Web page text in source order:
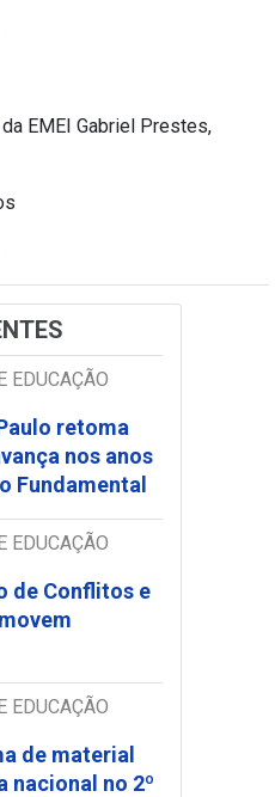
EMEI Gabriel Prestes,
EDUCAÇÃO
retoma
nos anos
Fundamental
EDUCAÇÃO
de Conflitos e
EDUCAÇÃO
de material
nacional no 2º